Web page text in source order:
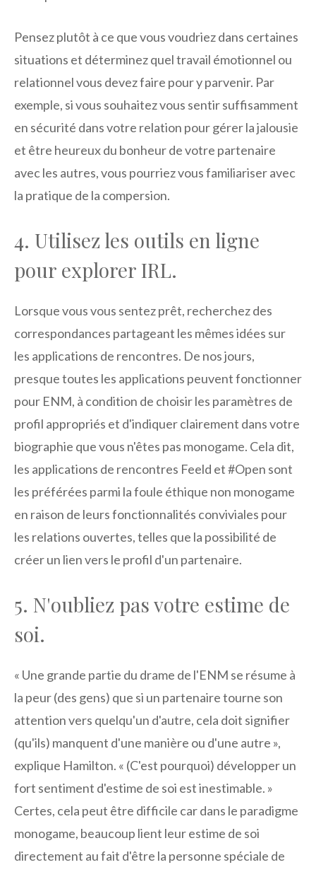
Pensez plutôt à ce que vous voudriez dans certaines
situations et déterminez quel travail émotionnel ou
relationnel vous devez faire pour y parvenir. Par
exemple, si vous souhaitez vous sentir suffisamment
en sécurité dans votre relation pour gérer la jalousie
et être heureux du bonheur de votre partenaire
avec les autres, vous pourriez vous familiariser avec
la pratique de la compersion.
4. Utilisez les outils en ligne
pour explorer IRL.
Lorsque vous vous sentez prêt, recherchez des
correspondances partageant les mêmes idées sur
les applications de rencontres. De nos jours,
presque toutes les applications peuvent fonctionner
pour ENM, à condition de choisir les paramètres de
profil appropriés et d'indiquer clairement dans votre
biographie que vous n'êtes pas monogame. Cela dit,
les applications de rencontres Feeld et #Open sont
les préférées parmi la foule éthique non monogame
en raison de leurs fonctionnalités conviviales pour
les relations ouvertes, telles que la possibilité de
créer un lien vers le profil d'un partenaire.
5. N'oubliez pas votre estime de
soi.
« Une grande partie du drame de l'ENM se résume à
la peur (des gens) que si un partenaire tourne son
attention vers quelqu'un d'autre, cela doit signifier
(qu'ils) manquent d'une manière ou d'une autre »,
explique Hamilton. « (C'est pourquoi) développer un
fort sentiment d'estime de soi est inestimable. »
Certes, cela peut être difficile car dans le paradigme
monogame, beaucoup lient leur estime de soi
directement au fait d'être la personne spéciale de